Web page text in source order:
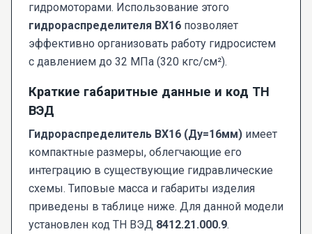
гидромоторами. Использование этого
гидрораспределителя ВХ16 позволяет
эффективно организовать работу гидросистем
с давлением до 32 МПа (320 кгс/см²).
Краткие габаритные данные и код ТН
ВЭД
Гидрораспределитель ВХ16 (Ду=16мм) имеет
компактные размеры, облегчающие его
интеграцию в существующие гидравлические
схемы. Типовые масса и габариты изделия
приведены в таблице ниже. Для данной модели
установлен код ТН ВЭД 8412.21.000.9.